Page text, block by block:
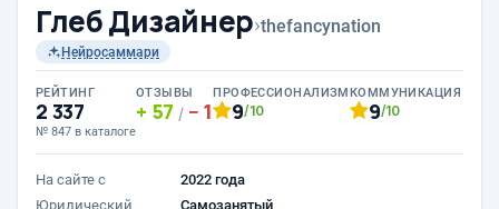
Глеб Дизайнер›thefancynation
Нейросаммари
РЕЙТИНГ
2 337
№ 847 в каталоге
ОТЗЫВЫ
57 / 1
ПРОФЕССИОНАЛИЗМ
9/10
КОММУНИКАЦИЯ
9/10
На сайте с
2022 года
Юридический
Самозанятый